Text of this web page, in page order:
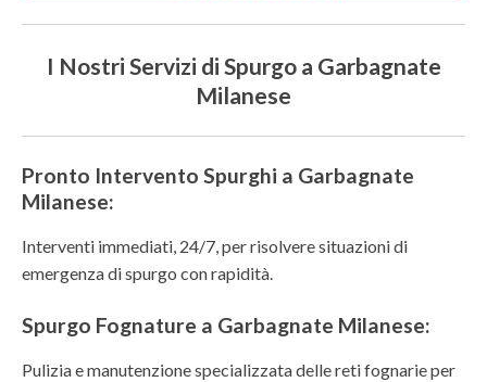
I Nostri Servizi di Spurgo a Garbagnate
Milanese
Pronto Intervento Spurghi a Garbagnate
Milanese:
Interventi immediati, 24/7, per risolvere situazioni di
emergenza di spurgo con rapidità.
Spurgo Fognature a Garbagnate Milanese:
Pulizia e manutenzione specializzata delle reti fognarie per